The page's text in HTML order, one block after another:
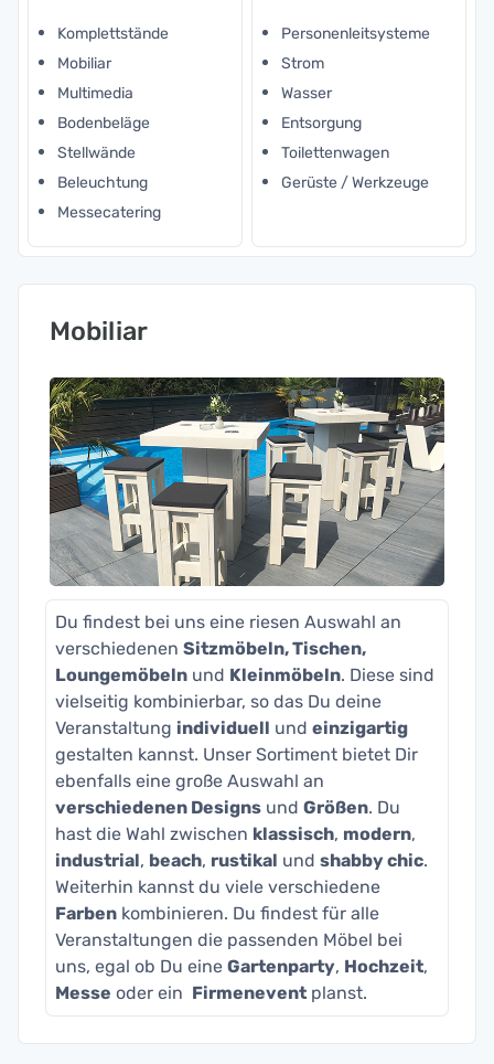
Komplettstände
Mobiliar
Multimedia
Bodenbeläge
Stellwände
Beleuchtung
Messecatering
Personenleitsysteme
Strom
Wasser
Entsorgung
Toilettenwagen
Gerüste / Werkzeuge
Mobiliar
Du findest bei uns eine riesen Auswahl an
verschiedenen Sitzmöbeln, Tischen,
Loungemöbeln und Kleinmöbeln. Diese sind
vielseitig kombinierbar, so das Du deine
Veranstaltung individuell und einzigartig
gestalten kannst. Unser Sortiment bietet Dir
ebenfalls eine große Auswahl an
verschiedenen Designs und Größen. Du
hast die Wahl zwischen klassisch, modern,
industrial, beach, rustikal und shabby chic.
Weiterhin kannst du viele verschiedene
Farben kombinieren. Du findest für alle
Veranstaltungen die passenden Möbel bei
uns, egal ob Du eine Gartenparty, Hochzeit,
Messe oder ein Firmenevent planst.